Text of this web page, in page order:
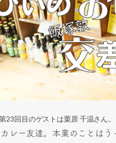
23回目のゲストは栗原 千温さん。
レー友達。本業のことは